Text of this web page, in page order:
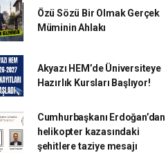
Özü Sözü Bir Olmak Gerçek
Müminin Ahlakı
Akyazı HEM’de Üniversiteye
Hazırlık Kursları Başlıyor!
Cumhurbaşkanı Erdoğan’dan
helikopter kazasındaki
şehitlere taziye mesajı